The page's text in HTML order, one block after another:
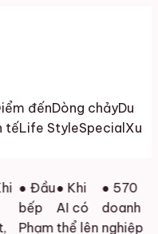
đếnDòng chảyDu
tếLife StyleSpecial Xu
● Đầu
bếp
Phạm
● Khi
AI có
thể lên
● 570
doanh
nghiệp